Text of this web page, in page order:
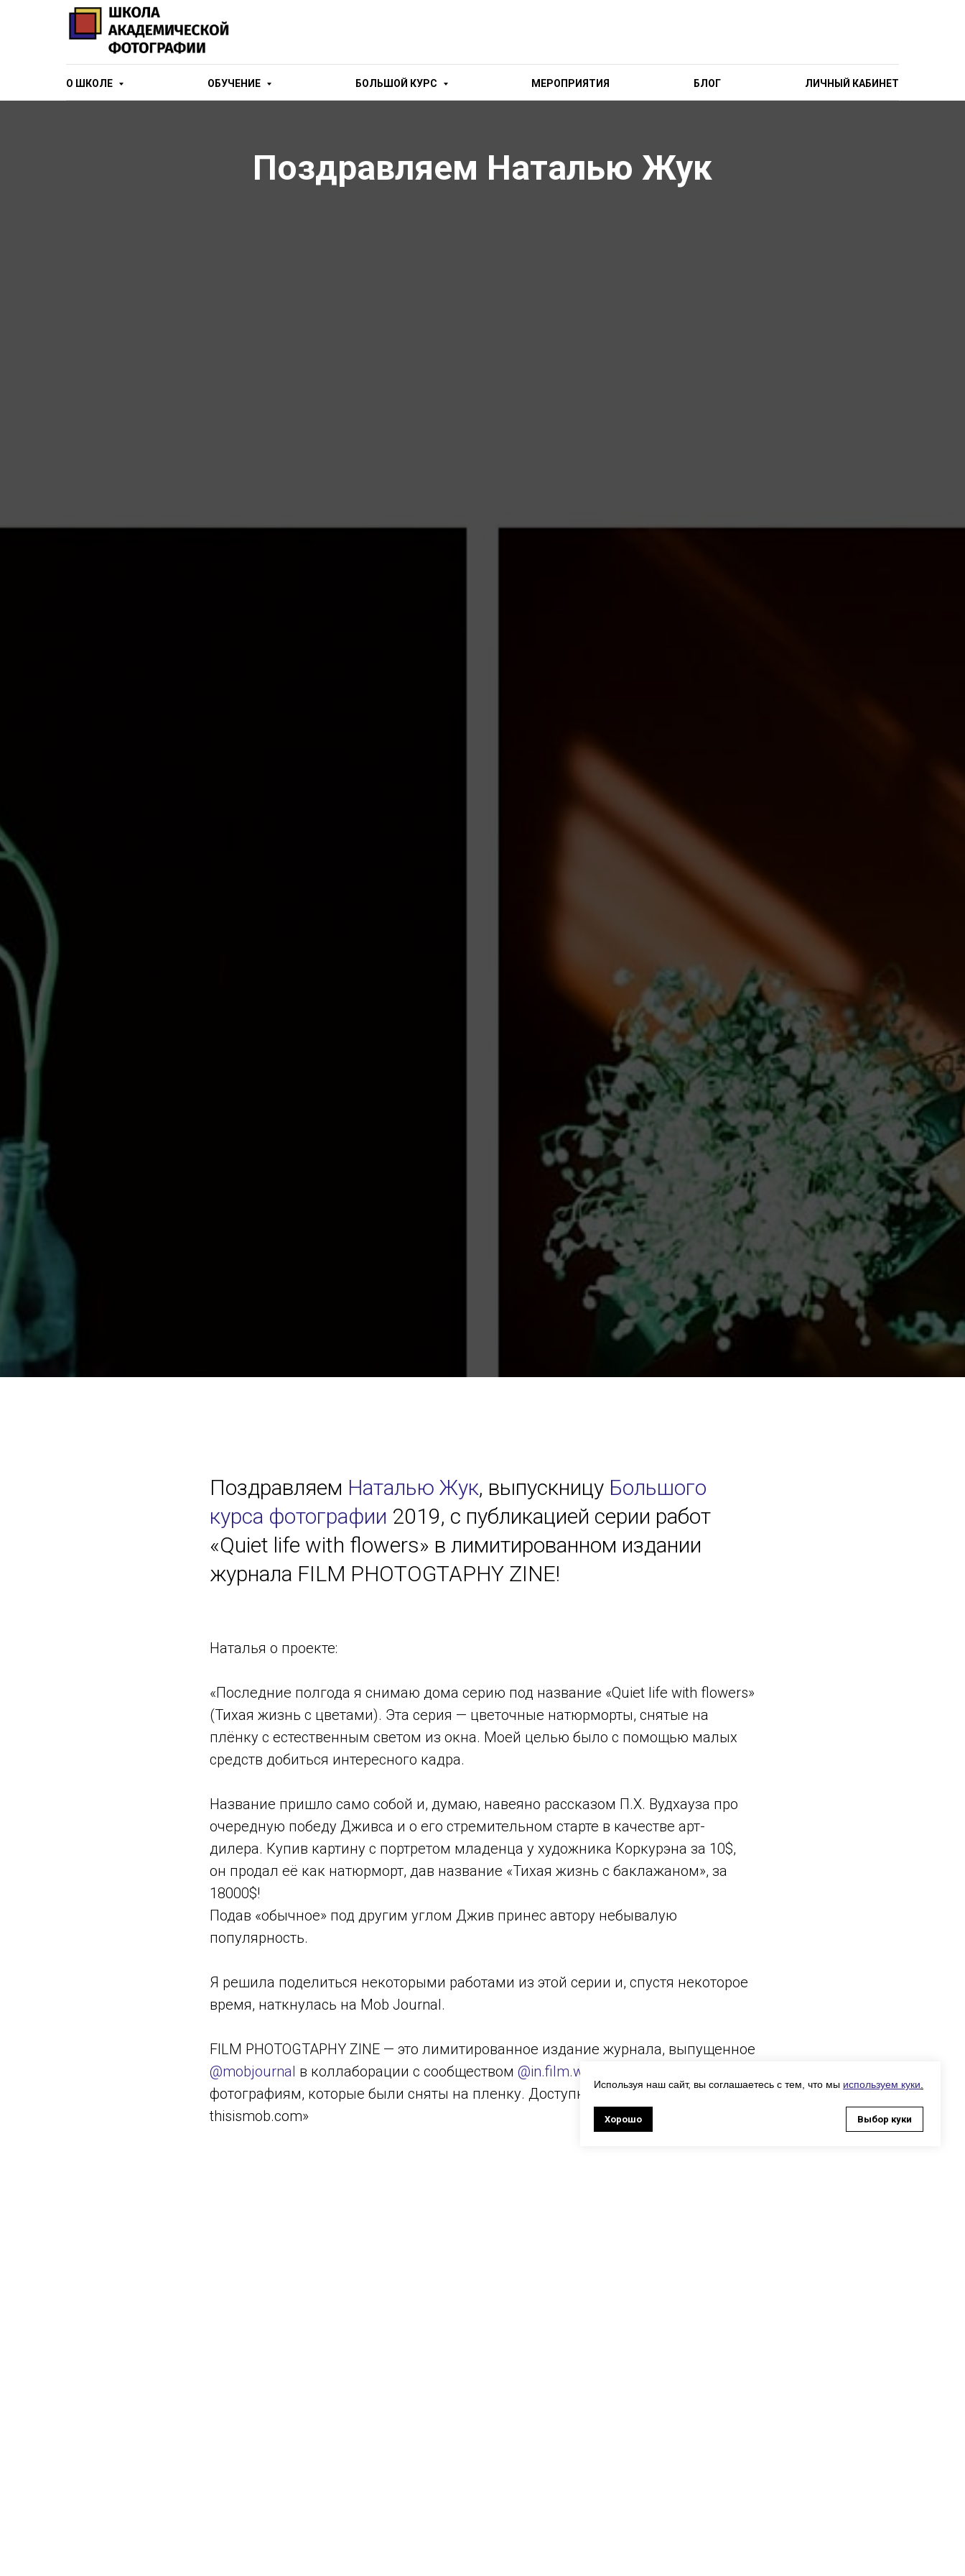
О ШКОЛЕ ОБУЧЕНИЕ БОЛЬШОЙ КУРС МЕРОПРИЯТИЯ БЛОГ ЛИЧНЫЙ КАБИНЕТ
Поздравляем Наталью Жук
Поздравляем Наталью Жук, выпускницу Большого
курса фотографии 2019, с публикацией серии работ
«Quiet life with flowers» в лимитированном издании
журнала FILM PHOTOGTAPHY ZINE!
Наталья о проекте:
«Последние полгода я снимаю дома серию под название «Quiet life with flowers»
(Тихая жизнь с цветами). Эта серия — цветочные натюрморты, снятые на
плёнку с естественным светом из окна. Моей целью было с помощью малых
средств добиться интересного кадра.
Название пришло само собой и, думаю, навеяно рассказом П.Х. Вудхауза про
очередную победу Дживса и о его стремительном старте в качестве арт-
дилера. Купив картину с портретом младенца у художника Коркурэна за 10$,
он продал её как натюрморт, дав название «Тихая жизнь с баклажаном», за
18000$!
Подав «обычное» под другим углом Джив принес автору небывалую
популярность.
Я решила поделиться некоторыми работами из этой серии и, спустя некоторое
время, наткнулась на Mob Journal.
FILM PHOTOGTAPHY ZINE — это лимитированное издание журнала, выпущенное
@mobjournal в коллаборации с сообществом @in.film.we.trust
фотографиям, которые были сняты на пленку. Доступно к заказу на
thisismob.com»
Используя наш сайт, вы соглашаетесь с тем, что мы используем куки.
Хорошо Выбор куки